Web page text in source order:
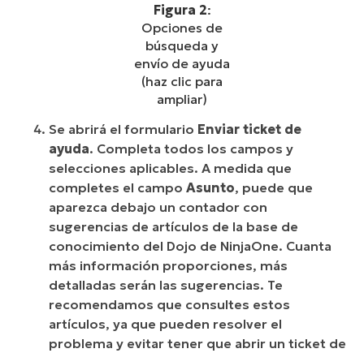
Figura 2:
Opciones de
búsqueda y
envío de ayuda
(haz clic para
ampliar)
Se abrirá el formulario Enviar ticket de
ayuda. Completa todos los campos y
selecciones aplicables. A medida que
completes el campo Asunto, puede que
aparezca debajo un contador con
sugerencias de artículos de la base de
conocimiento del Dojo de NinjaOne. Cuanta
más información proporciones, más
detalladas serán las sugerencias. Te
recomendamos que consultes estos
artículos, ya que pueden resolver el
problema y evitar tener que abrir un ticket de